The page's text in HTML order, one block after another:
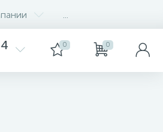
0 0